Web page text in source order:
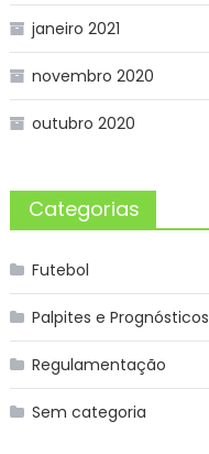
janeiro 2021
novembro 2020
outubro 2020
Categorias
Futebol
Palpites e Prognósticos
Regulamentação
Sem categoria